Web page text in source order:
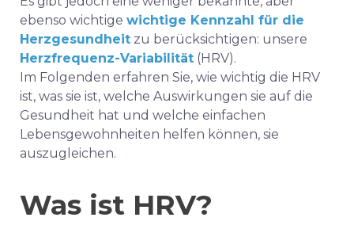
ebenso wichtige wichtige Kennzahl für die
Herzgesundheit zu berücksichtigen: unsere
Herzfrequenz-Variabilität (HRV).
Im Folgenden erfahren Sie, wie wichtig die HRV
ist, was sie ist, welche Auswirkungen sie auf die
Gesundheit hat und welche einfachen
Lebensgewohnheiten helfen können, sie
auszugleichen.
Was ist HRV?